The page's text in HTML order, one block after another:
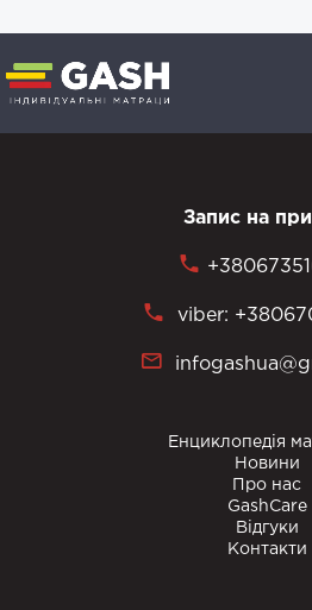
Запис на
viber:
Енциклопедія
Новини
Про нас
GashCare
Відгуки
Контакти